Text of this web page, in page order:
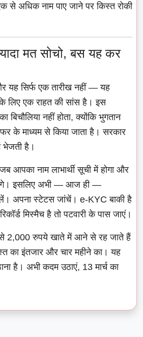
से अधिक नाम पाए जाने पर किस्त रोकी
मत सोचो, बस यह कर
यह सिर्फ एक तारीख नहीं — यह
के लिए एक राहत की सांस है। इस
बिचौलिया नहीं होता, क्योंकि भुगतान
के माध्यम से किया जाता है। सरकार
है।
आपका नाम लाभार्थी सूची में होगा और
इसलिए अभी — आज ही —
अपना स्टेटस जांचें। e-KYC बाकी है
मिस्मैच है तो पटवारी के पास जाएं।
2,000 रुपये खाते में आने से रह जाते हैं
का इंतजार और चार महीने का। यह
है। अभी कदम उठाएं, 13 मार्च का